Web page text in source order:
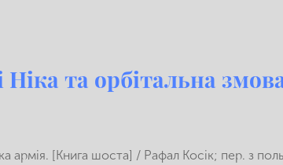
та орбітальна
армія. [Книга шоста] / Рафал Косік; пер. з